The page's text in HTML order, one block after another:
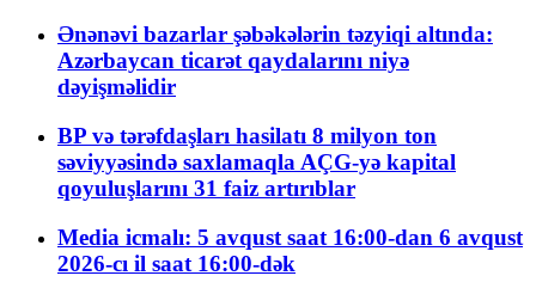
Ənənəvi bazarlar şəbəkələrin təzyiqi altında:
Azərbaycan ticarət qaydalarını niyə
dəyişməlidir
BP və tərəfdaşları hasilatı 8 milyon ton
səviyyəsində saxlamaqla AÇG-yə kapital
qoyuluşlarını 31 faiz artırıblar
Media icmalı: 5 avqust saat 16:00-dan 6 avqust
2026-cı il saat 16:00-dək